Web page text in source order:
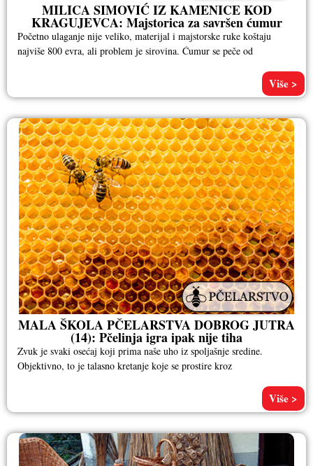
MILICA SIMOVIĆ IZ KAMENICE KOD
KRAGUJEVCA: Majstorica za savršen ćumur
Početno ulaganje nije veliko, materijal i majstorske ruke koštaju
najviše 800 evra, ali problem je sirovina. Ćumur se peče od
Više >
MALA ŠKOLA PČELARSTVA DOBROG JUTRA
(14): Pčelinja igra ipak nije tiha
Zvuk je svaki osećaj koji prima naše uho iz spoljašnje sredine.
Objektivno, to je talasno kretanje koje se prostire kroz
Više >